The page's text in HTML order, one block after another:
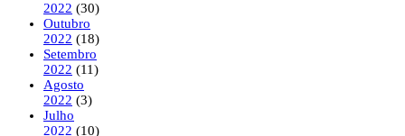
2022 (30)
Outubro
2022 (18)
Setembro
2022 (11)
Agosto
2022 (3)
Julho
2022 (10)